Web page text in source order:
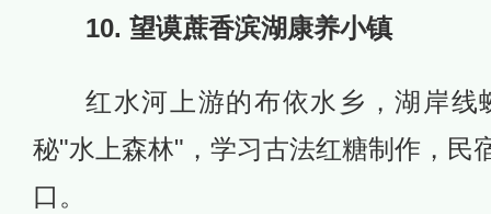
10. 望谟蔗香滨湖康养小镇
红水河上游的布依水乡，湖岸线
秘"水上森林"，学习古法红糖制作，民
口。